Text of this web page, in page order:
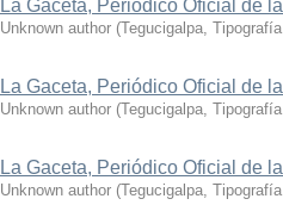
La Gaceta, Periódico Oficial de
Unknown author (Tegucigalpa,
La Gaceta, Periódico Oficial de
Unknown author (Tegucigalpa,
La Gaceta, Periódico Oficial de
Unknown author (Tegucigalpa,